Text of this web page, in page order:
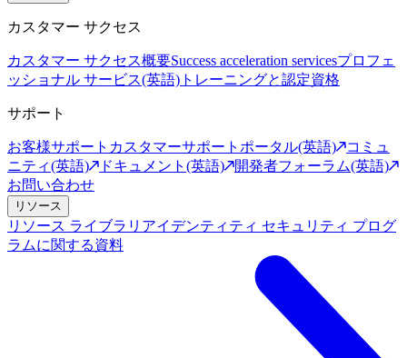
カスタマー サクセス
カスタマー サクセス概要Success acceleration servicesプロフェ
ッショナル サービス(英語) トレーニングと認定資格
サポート
お客様サポート カスタマーサポートポータル(英語)
コミュ
ニティ(英語)
ドキュメント(英語)
開発者フォーラム(英語)
お問い合わせ
リソース
リソース ライブラリ アイデンティティ セキュリティ プログ
ラムに関する資料